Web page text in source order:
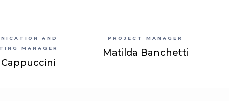
AND
MANAGER
PROJECT MANAGER
Matilda Banchetti